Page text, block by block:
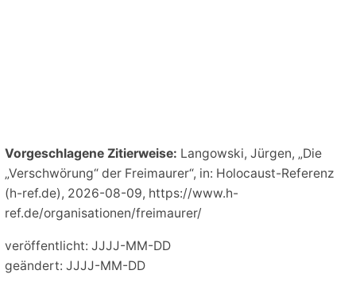
Vorgeschlagene Zitierweise: Langowski, Jürgen, „Die
„Verschwörung“ der Freimaurer“, in: Holocaust-Referenz
(h-ref.de), 2026-08-09, https://www.h-
ref.de/organisationen/freimaurer/
veröffentlicht: JJJJ-MM-DD
geändert: JJJJ-MM-DD